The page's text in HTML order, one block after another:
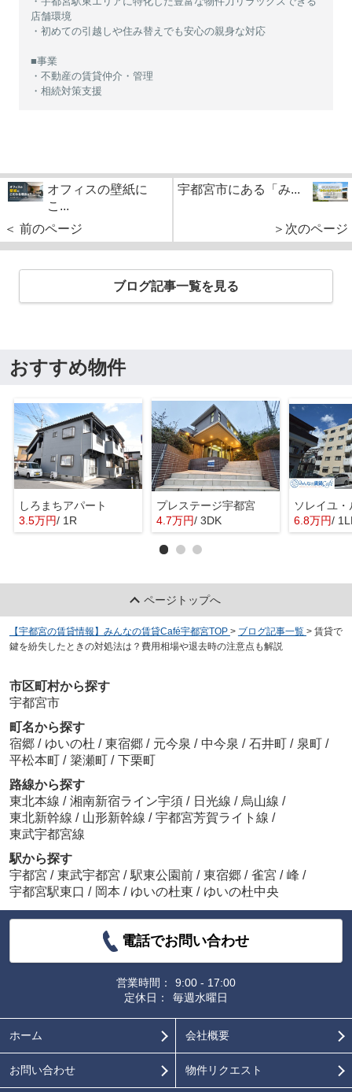
店舗環境
・初めての引越しや住み替えでも安心の親身な対応
■事業
・不動産の賃貸仲介・管理
・相続対策支援
オフィスの壁紙に
こ...
＜ 前のページ
宇都宮市にある「み...
＞次のページ
ブログ記事一覧を見る
おすすめ物件
しろまちアパート
3.5万円/ 1R
プレステージ宇都宮
4.7万円/ 3DK
ソレイユ
6.8万円/
ページトップへ
【宇都宮の賃貸情報】みんなの賃貸Café宇都宮TOP > ブログ記事一覧 > 賃貸で
鍵を紛失したときの対処法は？費用相場や退去時の注意点も解説
市区町村から探す
宇都宮市
町名から探す
宿郷 / ゆいの杜 / 東宿郷 / 元今泉 / 中今泉 / 石井町 / 泉町 /
平松本町 / 簗瀬町 / 下栗町
路線から探す
東北本線 / 湘南新宿ライン宇須 / 日光線 / 烏山線 /
東北新幹線 / 山形新幹線 / 宇都宮芳賀ライト線 /
東武宇都宮線
駅から探す
宇都宮 / 東武宇都宮 / 駅東公園前 / 東宿郷 / 雀宮 / 峰 /
宇都宮駅東口 / 岡本 / ゆいの杜東 / ゆいの杜中央
電話でお問い合わせ
営業時間：
9:00 - 17:00
定休日：
毎週水曜日
ホーム 会社概要
お問い合わせ 物件リクエスト